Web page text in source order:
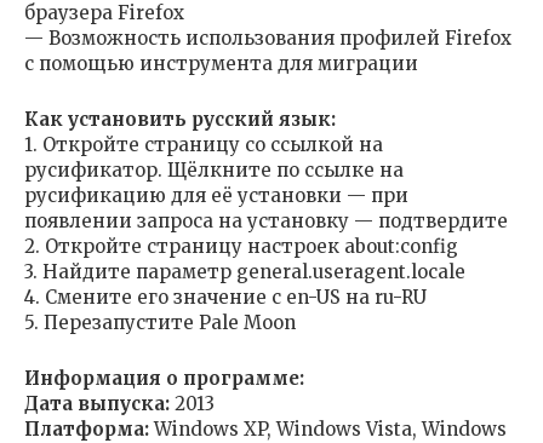
браузера Firefox
— Возможность использования профилей Firefox
с помощью инструмента для миграции
Как установить русский язык:
1. Откройте страницу со ссылкой на
русификатор. Щёлкните по ссылке на
русификацию для её установки — при
появлении запроса на установку — подтвердите
2. Откройте страницу настроек about:config
3. Найдите параметр general.useragent.locale
4. Смените его значение с en-US на ru-RU
5. Перезапустите Pale Moon
Информация о программе:
Дата выпуска: 2013
Платформа:Windows XP, Windows Vista, Windows